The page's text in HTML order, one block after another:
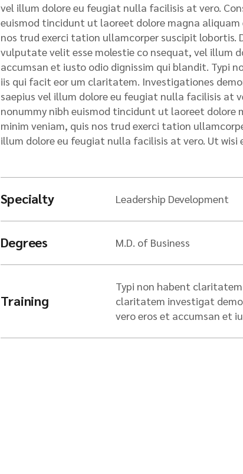
vel illum dolore eu feugiat nulla facilisis at vero.
euismod tincidunt ut laoreet dolore magna
nos trud exerci tation ullamcorper suscipit lobortis.
vulputate velit esse molestie co nsequat, vel illum
accumsan et iusto odio dignissim qui blandit. Typi
iis qui facit eor um claritatem. Investigationes
saepius vel illum dolore eu feugiat nulla facilisis at
nonummy nibh euismod tincidunt ut laoreet dolore
minim veniam, quis nos trud exerci tation
illum dolore eu feugiat nulla facilisis at vero. Ut wisi
Specialty Leadership Development
Degrees M.D. of Business
Training
Typi non habent
claritatem investigat
vero eros et accumsan et